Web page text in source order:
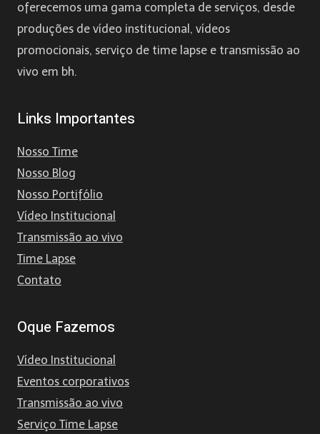
oferecemos uma gama completa de serviços, desde
produções de vídeo institucional, vídeos
promocionais, serviço de time lapse e transmissão ao
vivo em bh.
Links Importantes
Nosso Time
Nosso Blog
Nosso Portifólio
Vídeo Institucional
Transmissão ao vivo
Time Lapse
Contato
Oque Fazemos
Vídeo Institucional
Eventos corporativos
Transmissão ao vivo
Serviço Time Lapse